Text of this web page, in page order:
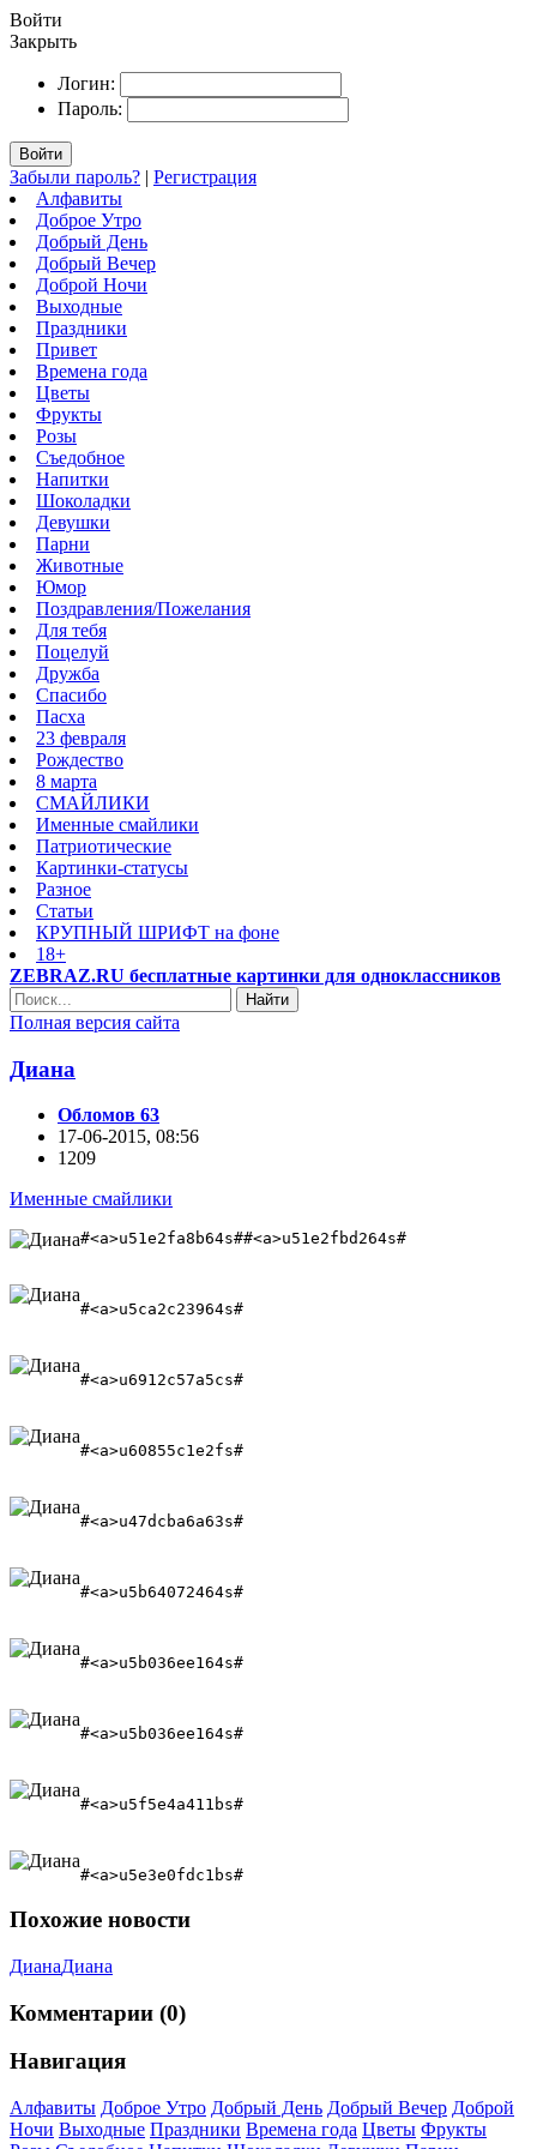
Войти
Закрыть
Логин:
Пароль:
Войти
Забыли пароль? | Регистрация
Алфавиты
Доброе Утро
Добрый День
Добрый Вечер
Доброй Ночи
Выходные
Праздники
Привет
Времена года
Цветы
Фрукты
Розы
Съедобное
Напитки
Шоколадки
Девушки
Парни
Животные
Юмор
Поздравления/Пожелания
Для тебя
Поцелуй
Дружба
Спасибо
Пасха
23 февраля
Рождество
8 марта
СМАЙЛИКИ
Именные смайлики
Патриотические
Картинки-статусы
Разное
Cтатьи
КРУПНЫЙ ШРИФТ на фоне
18+
ZEBRAZ.RU бесплатные картинки для одноклассников
Найти
Полная версия сайта
Диана
Обломов 63
17-06-2015, 08:56
1209
Именные смайлики
#<a>u51e2fa8b64s##<a>u51e2fbd264s#
#<a>u5ca2c23964s#
#<a>u6912c57a5cs#
#<a>u60855c1e2fs#
#<a>u47dcba6a63s#
#<a>u5b64072464s#
#<a>u5b036ee164s#
#<a>u5b036ee164s#
#<a>u5f5e4a411bs#
#<a>u5e3e0fdc1bs#
Похожие новости
ДианаДиана
Комментарии (0)
Навигация
Алфавиты Доброе Утро Добрый День Добрый Вечер Доброй
Ночи Выходные Праздники Времена года Цветы Фрукты